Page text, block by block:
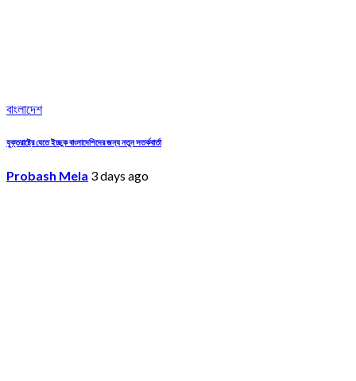
বাংলাদেশ
যুক্তরাষ্ট্রে যেতে ইচ্ছুক বাংলাদেশিদের জন্য নতুন সতর্কবার্তা
Probash Mela 3 days ago